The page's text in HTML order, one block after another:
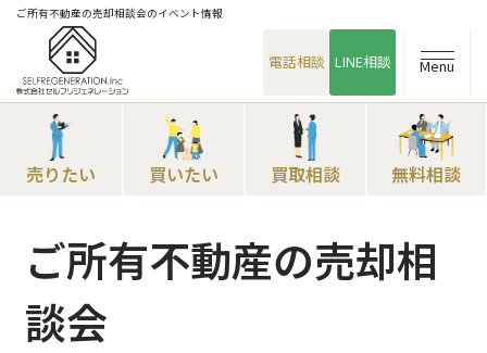
ご所有不動産の売却相談会のイベント情報
電話相談 LINE相談 Menu
売りたい 買いたい 買取相談 無料相談
ご所有不動産の売却相
談会